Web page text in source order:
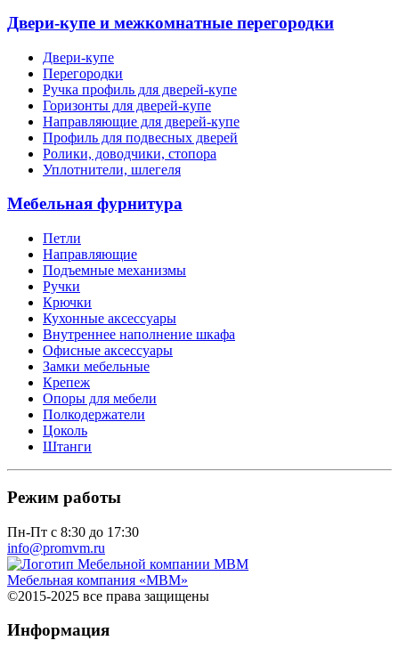
Двери-купе и межкомнатные перегородки
Двери-купе
Перегородки
Ручка профиль для дверей-купе
Горизонты для дверей-купе
Направляющие для дверей-купе
Профиль для подвесных дверей
Ролики, доводчики, стопора
Уплотнители, шлегеля
Мебельная фурнитура
Петли
Направляющие
Подъемные механизмы
Ручки
Крючки
Кухонные аксессуары
Внутреннее наполнение шкафа
Офисные аксессуары
Замки мебельные
Крепеж
Опоры для мебели
Полкодержатели
Цоколь
Штанги
Режим работы
Пн-Пт с 8:30 до 17:30
info@promvm.ru
Мебельная компания «МВМ»
©2015-2025 все права защищены
Информация